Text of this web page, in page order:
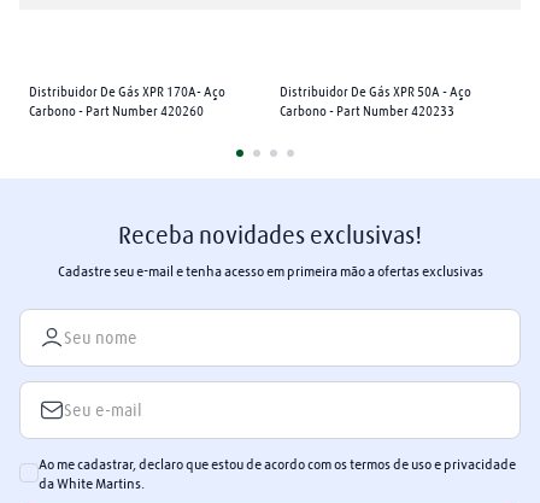
Distribuidor De Gás XPR 170A- Aço
Carbono - Part Number 420260
Distribuidor De Gás XPR 50A - Aço
Carbono - Part Number 420233
Receba novidades exclusivas!
Cadastre seu e-mail e tenha acesso em primeira mão a ofertas exclusivas
Ao me cadastrar, declaro que estou de acordo com os termos de uso e privacidade
da White Martins.